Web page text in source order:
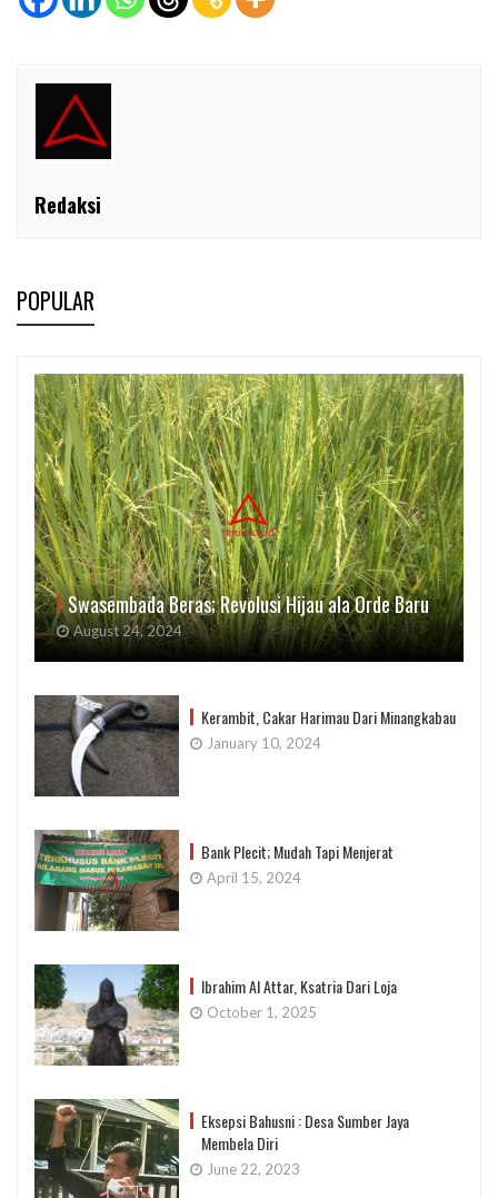
Redaksi
POPULAR
Swasembada Beras; Revolusi Hijau ala Orde Baru
August 24, 2024
Kerambit, Cakar Harimau Dari Minangkabau
January 10, 2024
Bank Plecit; Mudah Tapi Menjerat
April 15, 2024
Ibrahim Al Attar, Ksatria Dari Loja
October 1, 2025
Eksepsi Bahusni : Desa Sumber Jaya
Membela Diri
June 22, 2023